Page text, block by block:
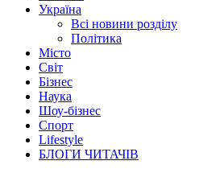
Україна
Всі новини розділу
Політика
Місто
Світ
Бізнес
Наука
Шоу-бізнес
Спорт
Lifestyle
БЛОГИ ЧИТАЧІВ